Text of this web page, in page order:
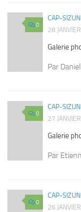
0
CAP-SIZUN
28
Galerie
Par
0
CAP-SIZUN
27
Galerie
Par
0
CAP-SIZUN
26